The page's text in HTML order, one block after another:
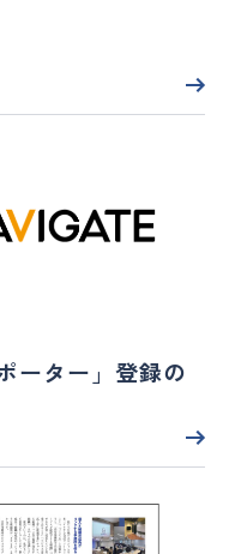
ーター」登録の